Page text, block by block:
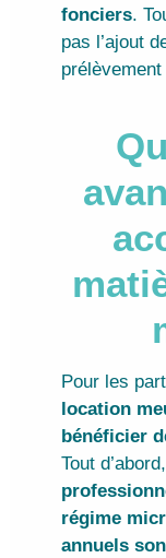
fonciers.
pas l’ajout
Pour les
location
bénéficier
Tout
régime
annuels